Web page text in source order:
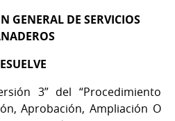
DE SERVICIOS
3” del “Procedimiento
Aprobación, Ampliación O